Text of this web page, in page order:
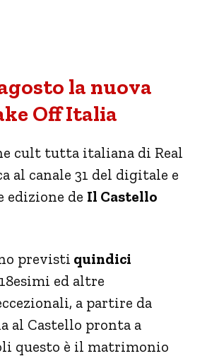
la nuova
Off Italia
cult tutta italiana di Real
al canale 31 del digitale e
edizione de Il Castello
previsti quindici
ed altre
a partire da
al Castello pronta a
questo è il matrimonio